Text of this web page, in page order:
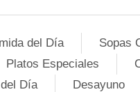
del Día Sopas
Platos Especiales
Día Desayuno